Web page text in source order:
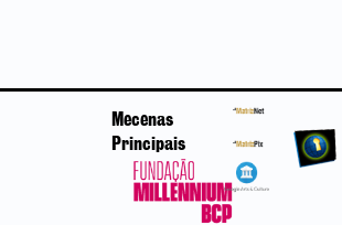
Mecenas
Principais